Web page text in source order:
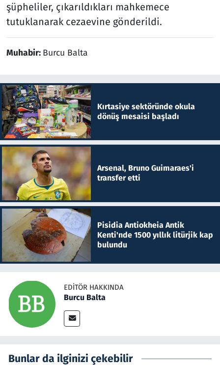
şüpheliler, çıkarıldıkları mahkemece
tutuklanarak cezaevine gönderildi.
Muhabir: Burcu Balta
Kırtasiye sektöründe okula
dönüş mesaisi başladı
Arsenal, Bruno Guimaraes'i
transfer etti
Pisidia Antiokheia Antik
Kenti'nde 1500 yıllık litürjik kap
bulundu
EDITÖR HAKKINDA
Burcu Balta
Bunlar da ilginizi çekebilir